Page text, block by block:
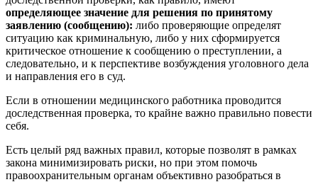
определяющее значение для решения по принятому
заявлению (сообщению): либо проверяющие определят
ситуацию как криминальную, либо у них сформируется
критическое отношение к сообщению о преступлении, а
следовательно, и к перспективе возбуждения уголовного дела
и направления его в суд.
Если в отношении медицинского работника проводится
доследственная проверка, то крайне важно правильно повести
себя.
Есть целый ряд важных правил, которые позволят в рамках
закона минимизировать риски, но при этом помочь
правоохранительным органам объективно разобраться в